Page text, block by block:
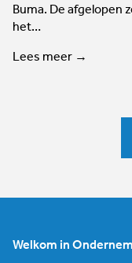
Buma. De afgelopen
het…
Lees meer →
Welkom in